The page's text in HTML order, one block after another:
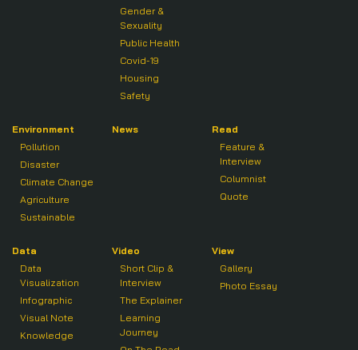
Gender &
Sexuality
Public Health
Covid-19
Housing
Safety
Environment
Pollution
Disaster
Climate Change
Agriculture
Sustainable
News
Read
Feature &
Interview
Columnist
Quote
Data
Data
Visualization
Infographic
Visual Note
Knowledge
Video
Short Clip &
Interview
The Explainer
Learning
Journey
View
Gallery
Photo Essay